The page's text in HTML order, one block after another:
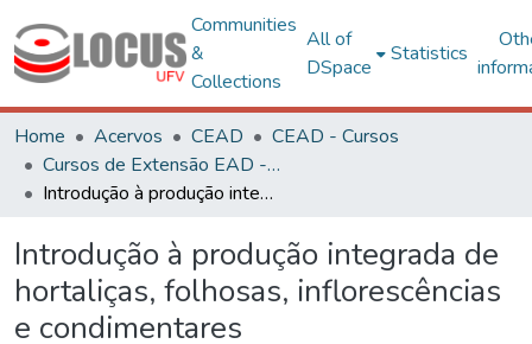
Communities
&
Collections
All of
DSpace
Statistics
Home Acervos CEAD
CEAD - Cursos
Cursos de Extensão EAD - Curta Duração
Introdução à produção integrada de hortaliças, folhosas, inflorescências e condimentares
Introdução à produção integrada de
hortaliças, folhosas, inflorescências
e condimentares